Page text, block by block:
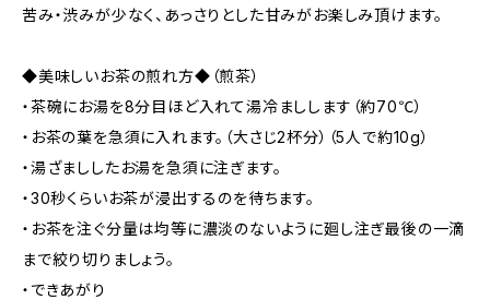
苦み・渋みが少なく、あっさりとした甘みがお楽しみ頂けます。
◆美味しいお茶の煎れ方◆（煎茶）
・茶碗にお湯を8分目ほど入れて湯冷ましします（約70℃）
・お茶の葉を急須に入れます。（大さじ2杯分）（5人で約10g）
・湯ざまししたお湯を急須に注ぎます。
・30秒くらいお茶が浸出するのを待ちます。
・お茶を注ぐ分量は均等に濃淡のないように廻し注ぎ最後の一滴
まで絞り切りましょう。
・できあがり